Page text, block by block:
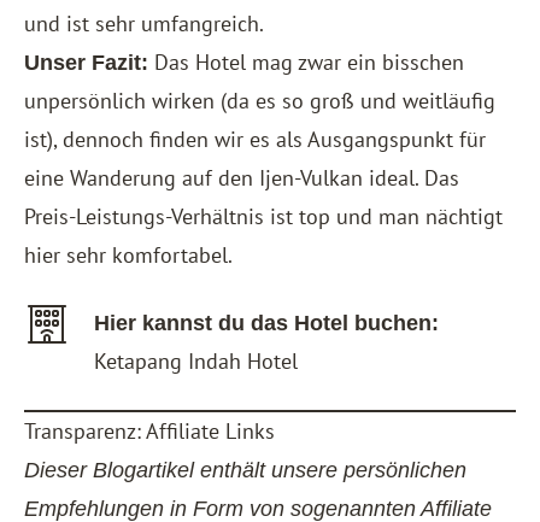
und ist sehr umfangreich.
Unser Fazit: Das Hotel mag zwar ein bisschen
unpersönlich wirken (da es so groß und weitläufig
ist), dennoch finden wir es als Ausgangspunkt für
eine Wanderung auf den Ijen-Vulkan ideal. Das
Preis-Leistungs-Verhältnis ist top und man nächtigt
hier sehr komfortabel.
Hier kannst du das Hotel buchen:
Ketapang Indah Hotel
Transparenz: Affiliate Links
Dieser Blogartikel enthält unsere persönlichen
Empfehlungen in Form von sogenannten Affiliate